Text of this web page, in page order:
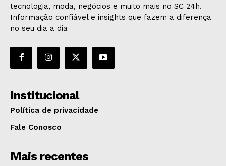
tecnologia, moda, negócios e muito mais no SC 24h.
Informação confiável e insights que fazem a diferença
no seu dia a dia
Institucional
Política de privacidade
Fale Conosco
Mais recentes